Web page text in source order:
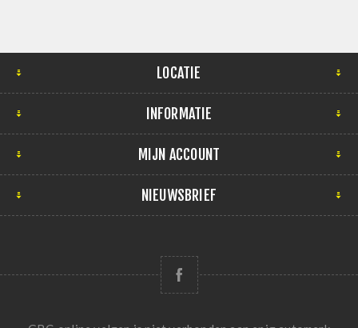
LOCATIE
INFORMATIE
MIJN ACCOUNT
NIEUWSBRIEF